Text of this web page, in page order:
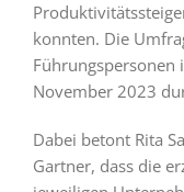
konnten. Die
Führungspersonen
November 2023
Dabei betont Rita
Gartner, dass die